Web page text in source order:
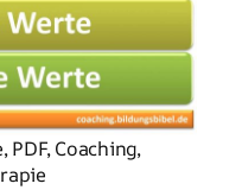
Coaching,